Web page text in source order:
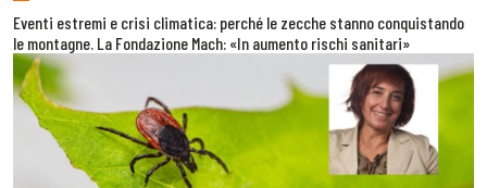
Eventi estremi e crisi climatica: perché le zecche stanno conquistando
le montagne. La Fondazione Mach: «In aumento rischi sanitari»